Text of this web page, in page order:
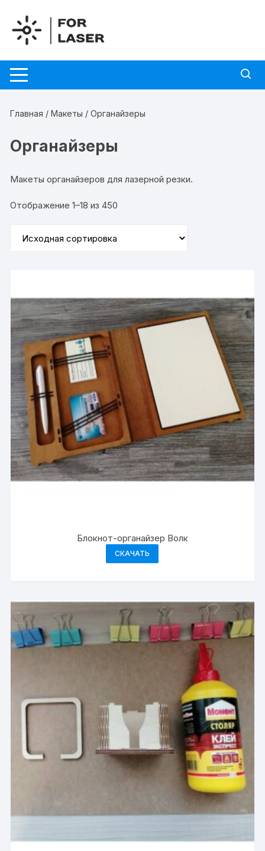
содержимому
Главная /Макеты / Органайзеры
Органайзеры
Макеты органайзеров для лазерной резки.
Отображение 1–18 из 450
Блокнот-органайзер Волк
СКАЧАТЬ